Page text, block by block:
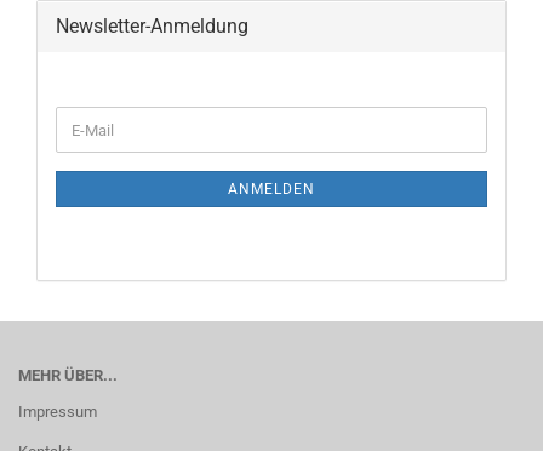
Newsletter-Anmeldung
ZUR
E-
Mail
ANMELDEN
MEHR ÜBER...
Impressum